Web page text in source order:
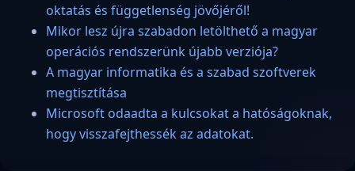
oktatás és függetlenség jövőjéről!
Mikor lesz újra szabadon letölthető a magyar
operációs rendszerünk újabb verziója?
A magyar informatika és a szabad szoftverek
megtisztítása
Microsoft odaadta a kulcsokat a hatóságoknak,
hogy visszafejthessék az adatokat.